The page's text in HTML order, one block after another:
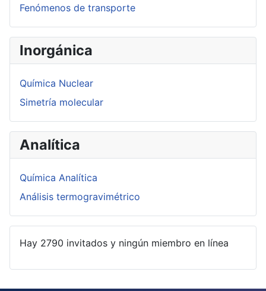
Fenómenos de transporte
Inorgánica
Química Nuclear
Simetría molecular
Analítica
Química Analítica
Análisis termogravimétrico
Hay 2790 invitados y ningún miembro en línea